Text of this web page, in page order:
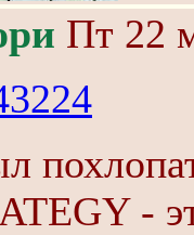
Пт 22
-